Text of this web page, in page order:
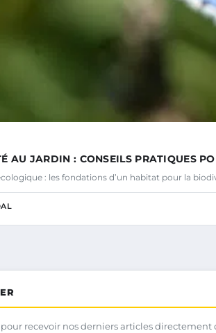
AU JARDIN : CONSEILS PRATIQUES
: les fondations d’un habitat pour la
pour recevoir nos derniers articles